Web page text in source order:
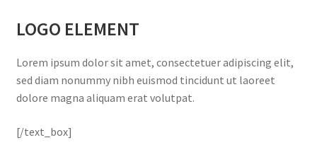
LOGO ELEMENT
Lorem ipsum dolor sit amet, consectetuer adipiscing elit,
sed diam nonummy nibh euismod tincidunt ut laoreet
dolore magna aliquam erat volutpat.
[/text_box]